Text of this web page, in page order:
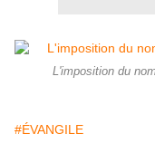
L'imposition du
#ÉVANGILE